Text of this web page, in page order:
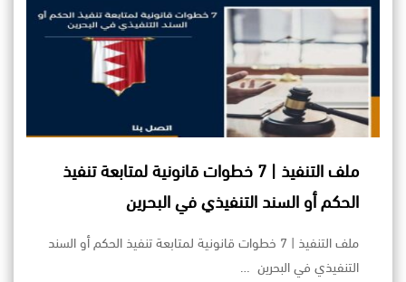
ملف التنفيذ | 7 خطوات قانونية لمتابعة تنفيذ
الحكم أو السند التنفيذي في البحرين
ملف التنفيذ | 7 خطوات قانونية لمتابعة تنفيذ الحكم أو السند
التنفيذي في البحرين …